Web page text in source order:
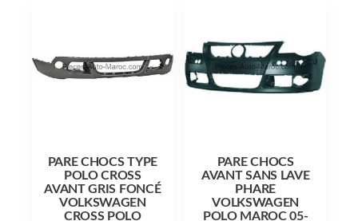
PARE CHOCS TYPE
POLO CROSS
AVANT GRIS FONCÉ
VOLKSWAGEN
CROSS POLO
PARE CHOCS
AVANT SANS LAVE
PHARE
VOLKSWAGEN
POLO MAROC 05-